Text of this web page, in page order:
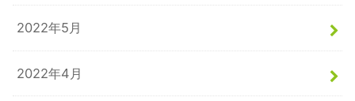
2022年5月
2022年4月